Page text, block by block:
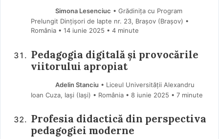
Simona Lesenciuc • Grădinița cu Program
Prelungit Dințișori de lapte nr. 23, Brașov (Braşov) •
România
14 iunie 2025 • 4 minute
Pedagogia digitală și provocările
viitorului apropiat
Adelin Stanciu • Liceul Universității Alexandru
Ioan Cuza, Iași (Iaşi) • România
8 iunie 2025 • 7 minute
Profesia didactică din perspectiva
pedagogiei moderne